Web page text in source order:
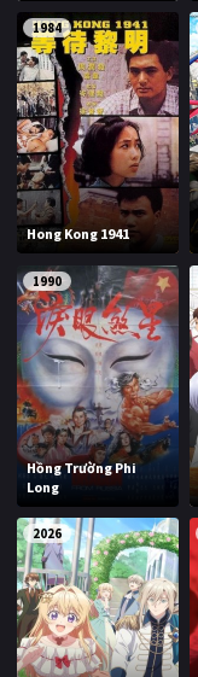
1984
Hong Kong 1941
1990
Hồng Trường Phi
Long
2026